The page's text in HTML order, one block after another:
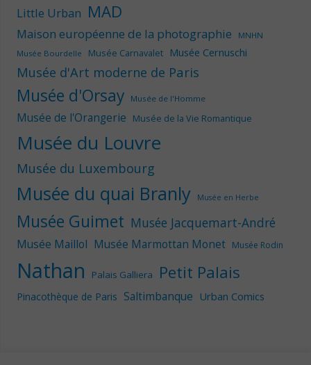
Little Urban MAD
Maison européenne de la photographie
MNHN
Musée Bourdelle
Musée Carnavalet Musée Cernuschi
Musée d'Art moderne de Paris
Musée d'Orsay Musée de l'Homme
Musée de l'Orangerie Musée de la Vie Romantique
Musée du Louvre
Musée du Luxembourg
Musée du quai Branly Musée en Herbe
Musée Guimet Musée Jacquemart-André
Musée Maillol Musée Marmottan Monet Musée Rodin
Nathan Palais Galliera Petit Palais
Pinacothèque de Paris Saltimbanque Urban Comics